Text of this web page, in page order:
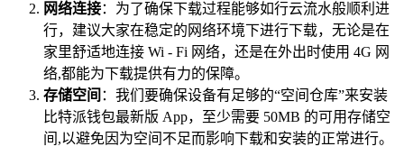
网络连接：为了确保下载过程能够如行云流水般顺利进
行，建议大家在稳定的网络环境下进行下载，无论是在
家里舒适地连接 Wi - Fi 网络，还是在外出时使用 4G 网
络,都能为下载提供有力的保障。
存储空间 ：我们要确保设备有足够的“空间仓库”来安装
比特派钱包最新版 App，至少需要 50MB 的可用存储空
间,以避免因为空间不足而影响下载和安装的正常进行。